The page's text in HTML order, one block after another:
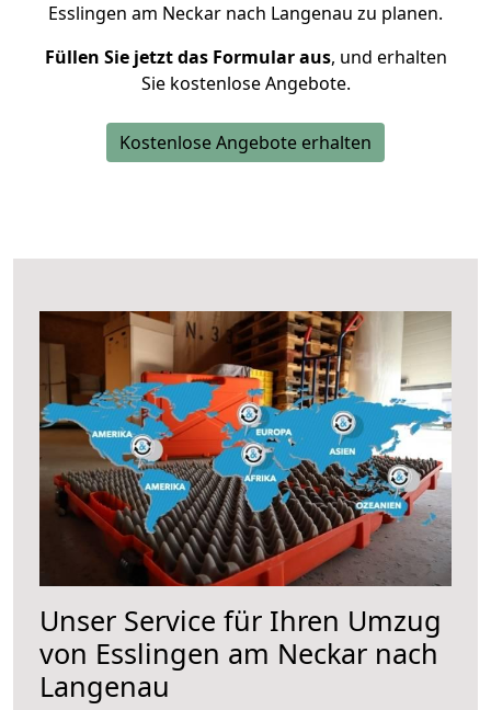
Esslingen am Neckar nach Langenau zu planen.
Füllen Sie jetzt das Formular aus, und erhalten
Sie kostenlose Angebote.
Kostenlose Angebote erhalten
Unser Service für Ihren Umzug
von Esslingen am Neckar nach
Langenau